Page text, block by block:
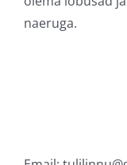
naeruga.